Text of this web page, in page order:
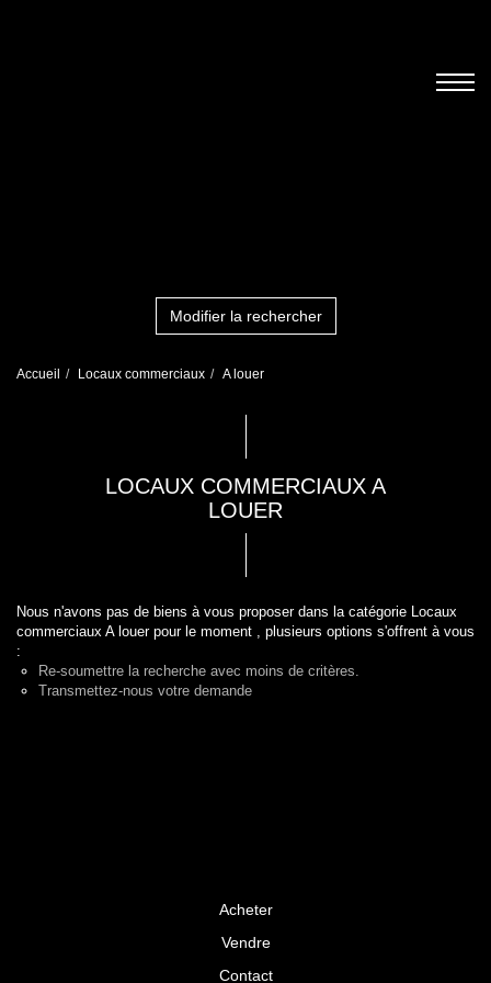
Modifier la rechercher
Accueil Locaux commerciaux A louer
LOCAUX COMMERCIAUX A
LOUER
Nous n'avons pas de biens à vous proposer dans la catégorie Locaux
commerciaux A louer pour le moment , plusieurs options s'offrent à vous
:
Re-soumettre la recherche avec moins de critères.
Transmettez-nous votre demande
Acheter
Vendre
Contact